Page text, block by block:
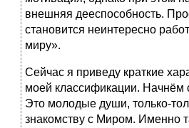
внешняя дееспособность.
становится неинтересно
миру».
Сейчас я приведу краткие
моей классификации. Начнём
Это молодые души, только-
знакомству с Миром. Именно